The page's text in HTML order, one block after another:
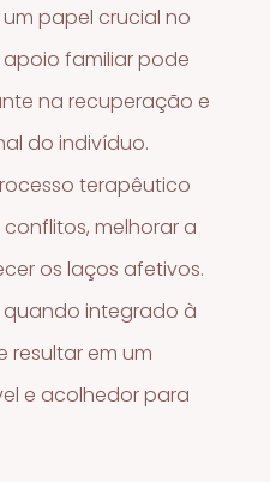
papel crucial no
familiar pode
na recuperação e
do indivíduo.
terapêutico
melhorar a
os laços afetivos.
integrado à
resultar em um
e acolhedor para